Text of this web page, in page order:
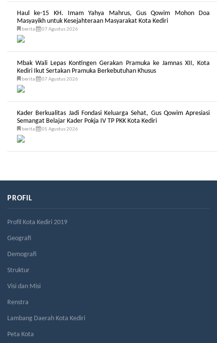
Haul ke-15 KH. Imam Yahya Mahrus, Gus Qowim Mohon Doa
Masyayikh untuk Kesejahteraan Masyarakat Kota Kediri
berita 07 Agustus 2026
Mbak Wali Lepas Kontingen Gerakan Pramuka ke Jamnas XII, Kota
Kediri Ikut Sertakan Pramuka Berkebutuhan Khusus
berita 07 Agustus 2026
Kader Berkualitas Jadi Fondasi Keluarga Sehat, Gus Qowim Apresiasi
Semangat Belajar Kader Pokja IV TP PKK Kota Kediri
berita 05 Agustus 2026
PROFIL
Profil Kota Kediri 2019
Geografi
Demografi
Struktur
Visi dan Misi
Renstra
Lambang Daerah Kota Kediri
Peta Kota